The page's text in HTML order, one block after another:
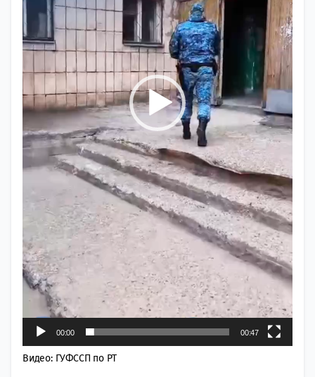
00:00 00:47
Видео: ГУФССП по РТ